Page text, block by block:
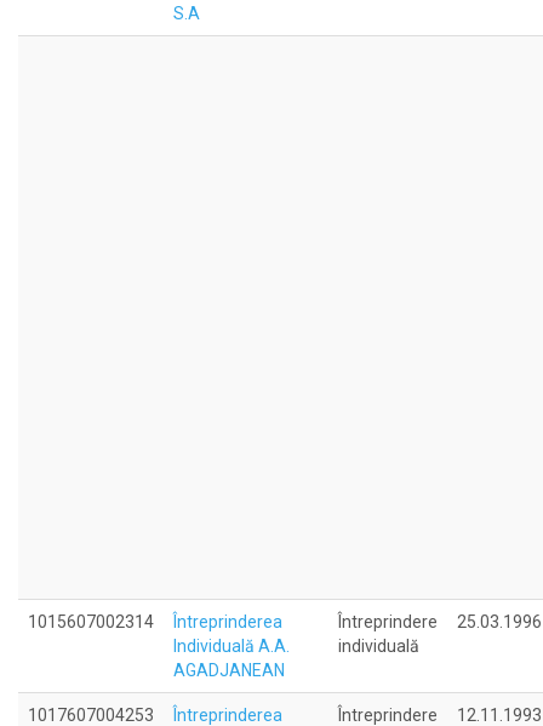
S.A
1015607002314
Întreprinderea
Individuală A.A.
AGADJANEAN
Întreprindere
individuală
25.03.1996
1017607004253
Întreprinderea
Întreprindere
12.11.1993